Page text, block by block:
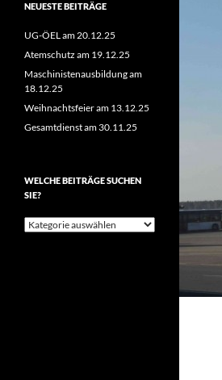
NEUESTE BEITRÄGE
UG-ÖEL am 20.12.25
Atemschutz am 19.12.25
Maschinistenausbildung am
18.12.25
Weihnachtsfeier am 13.12.25
Gesamtdienst am 30.11.25
WELCHE BEITRÄGE SUCHEN
SIE?
Welche